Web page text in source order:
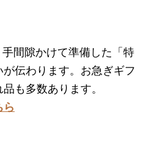
間隙かけて準備した「特
伝わります。お急ぎギフ
も多数あります。
ら